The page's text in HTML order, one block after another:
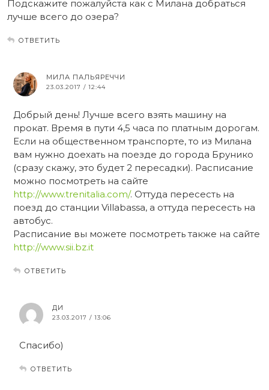
Подскажите пожалуйста как с Милана добраться
лучше всего до озера?
ОТВЕТИТЬ
МИЛА ПАЛЬЯРЕЧЧИ
23.03.2017 / 12:44
Добрый день! Лучше всего взять машину на
прокат. Время в пути 4,5 часа по платным дорогам.
Если на общественном транспорте, то из Милана
вам нужно доехать на поезде до города Брунико
(сразу скажу, это будет 2 пересадки). Расписание
можно посмотреть на сайте
http://www.trenitalia.com/. Оттуда пересесть на
поезд до станции Villabassa, а оттуда пересесть на
автобус.
Расписание вы можете посмотреть также на сайте
http://www.sii.bz.it
ОТВЕТИТЬ
ДИ
23.03.2017 / 13:06
Спасибо)
ОТВЕТИТЬ